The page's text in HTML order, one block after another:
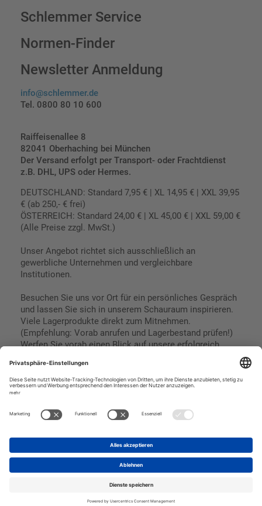
Schlemmer Service
Normen-Finder
Newsletter Anmeldung
info@schlemmer.de
Tel. 0800 80 10 600
Raiffeisenallee 8
82041 Oberhaching bei München
Der Versand erfolgt per Transport- oder Frachtdienst
z.B. DHL, UPS oder Hermes.
DEUTSCHLAND: Standard 7,95 € | XL 14,95 € | XXL 39,95
€ (ab 250,- € frei)
ÖSTERREICH: Standard 24,00 € | XL 45,00 € | XXL 59,00 €
(Alle Preise zzgl. MwSt.)
Unser Angebot richtet sich ausschließlich an
gewerbliche Unternehmen und vergleichbare
Institutionen.
Besuchen Sie uns vor Ort für ein persönliches Gespräch
und lassen Sie sich in unserem Schauraum inspirieren.
Viele Lagerprodukte direkt zum Mitnehmen.
(Empfehlung: Vorab anrufen und Lagerbestand prüfen!)
Werfen Sie vorab einen Blick auf unsere erfolgreich
Impressum
Datenschutz
SEPA Lastschrift
Kreditkarte
Rechnungskauf